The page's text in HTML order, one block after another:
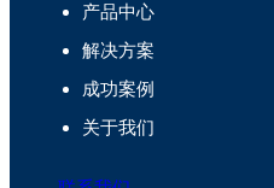
产品中心
解决方案
成功案例
关于我们